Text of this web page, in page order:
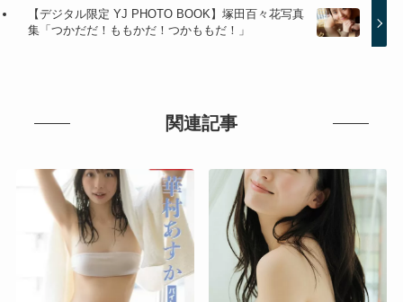
【デジタル限定 YJ PHOTO BOOK】塚田百々花写真
集「つかだだ！ももかだ！つかももだ！」
関連記事